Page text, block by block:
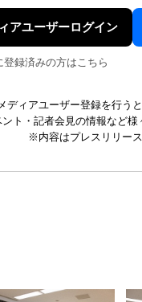
アユーザーログイン
登録済みの方はこちら
ディアユーザー登録を行う
ント・記者会見の情報など様
※内容はプレスリリー